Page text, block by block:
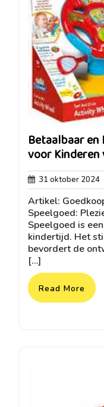
Betaalbaar en
voor
31 oktober 2024
Artikel:
Speelgoed:
Speelgoed is
kindertijd. Het
bevordert de
[…]
Read More